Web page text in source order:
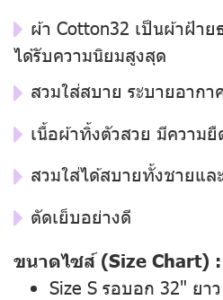
ผ้า Cotton32 เป็นผ้าฝ้า
ได้รับความนิยมสูงสุด
สวมใส่สบาย ระบายอากา
เนื้อผ้าทิ้งตัวสวย มีความ
สวมใส่ได้สบายทั้งชายแ
ตัดเย็บอย่างดี
ขนาดไซส์ (Size Chart) :
Size S รอบอก 32" ยา